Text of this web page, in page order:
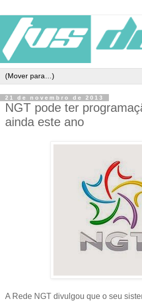
21 de novembro de 2013
NGT pode ter
ainda este ano
A Rede NGT divulgou que o seu